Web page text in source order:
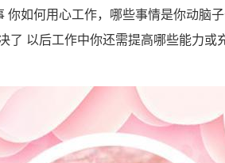
如何用心工作，哪些事情是你动脑
了 以后工作中你还需提高哪些能力或